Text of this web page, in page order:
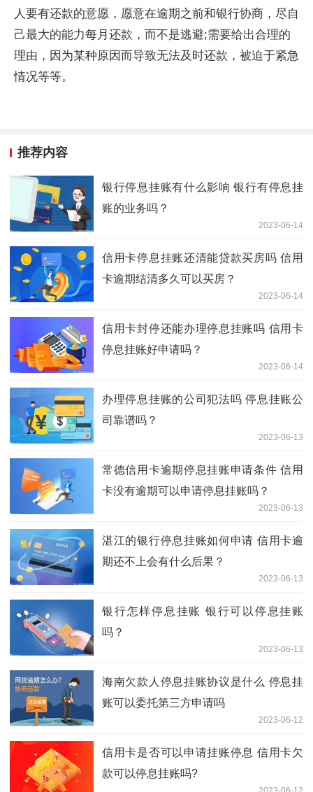
人要有还款的意愿，愿意在逾期之前和银行协商，尽自
己最大的能力每月还款，而不是逃避;需要给出合理的
理由，因为某种原因而导致无法及时还款，被迫于紧急
情况等等。
推荐内容
银行停息挂账有什么影响 银行有停息挂
账的业务吗？
2023-06-14
信用卡停息挂账还清能贷款买房吗 信用
卡逾期结清多久可以买房？
2023-06-14
信用卡封停还能办理停息挂账吗 信用卡
停息挂账好申请吗？
2023-06-14
办理停息挂账的公司犯法吗 停息挂账公
司靠谱吗？
2023-06-13
常德信用卡逾期停息挂账申请条件 信用
卡没有逾期可以申请停息挂账吗？
2023-06-13
湛江的银行停息挂账如何申请 信用卡逾
期还不上会有什么后果？
2023-06-13
银行怎样停息挂账 银行可以停息挂账
吗？
2023-06-13
海南欠款人停息挂账协议是什么 停息挂
账可以委托第三方申请吗
2023-06-12
信用卡是否可以申请挂账停息 信用卡欠
款可以停息挂账吗?